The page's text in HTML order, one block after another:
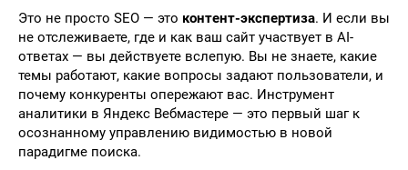
Это не просто SEO — это контент-экспертиза. И если вы
не отслеживаете, где и как ваш сайт участвует в AI-
ответах — вы действуете вслепую. Вы не знаете, какие
темы работают, какие вопросы задают пользователи, и
почему конкуренты опережают вас. Инструмент
аналитики в Яндекс Вебмастере — это первый шаг к
осознанному управлению видимостью в новой
парадигме поиска.